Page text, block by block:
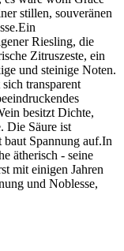
stillen, souveränen
Riesling, die
Zitruszeste, ein
und steinige Noten.
transparent
besitzt Dichte,
Die Säure ist
Spannung auf.In
ätherisch - seine
mit einigen Jahren
und Noblesse,